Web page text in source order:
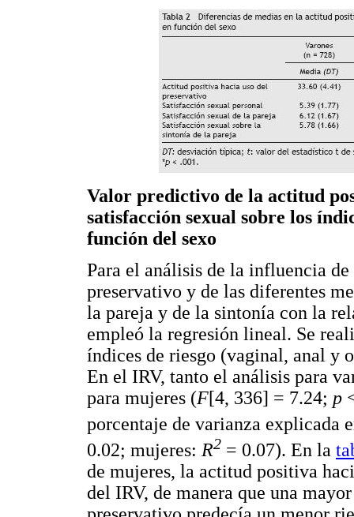
Valor predictivo de la actitud
satisfacción sexual sobre los
función del sexo
Para el análisis de la influencia
preservativo y de las diferentes
la pareja y de la sintonía con la
empleó la regresión lineal. Se
índices de riesgo (vaginal, anal y
En el IRV, tanto el análisis para
para mujeres (F[4, 336] = 7.24; p
porcentaje de varianza explicada
0.02; mujeres: R2 = 0.07). En la
de mujeres, la actitud positiva
del IRV, de manera que una